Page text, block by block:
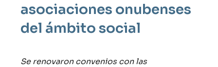
asociaciones onubenses
del ámbito social
Se renovaron convenios con las